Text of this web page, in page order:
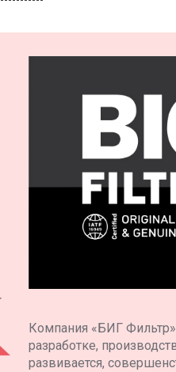
Компания «БИГ
разработке,
развивается,